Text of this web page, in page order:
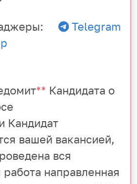
Telegram
** Кандидата о
Кандидат
вашей вакансией,
вся
направленная